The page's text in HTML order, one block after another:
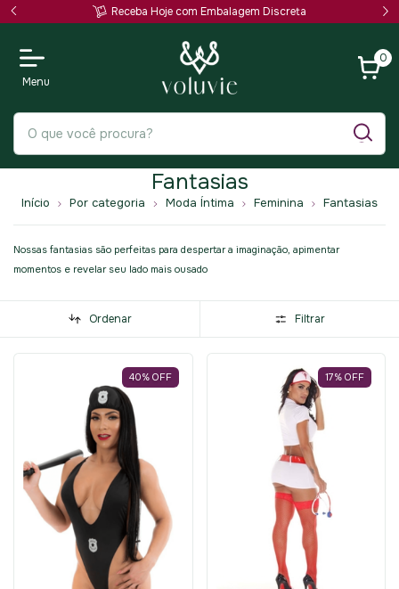
Receba Hoje com Embalagem Discreta
0
Fantasias
Início Por categoria Moda Íntima Feminina Fantasias
Nossas fantasias são perfeitas para despertar a imaginação, apimentar
momentos e revelar seu lado mais ousado
Ordenar Filtrar
40% OFF 17% OFF